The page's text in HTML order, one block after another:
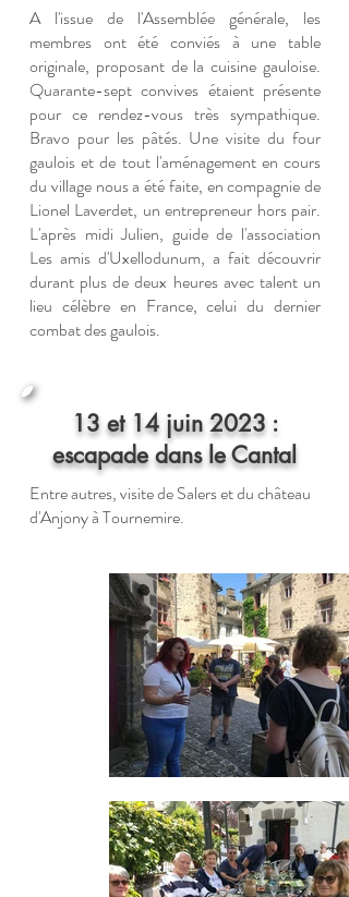
A l'issue de l'Assemblée générale, les
membres ont été conviés à une table
originale, proposant de la cuisine gauloise.
Quarante-sept convives étaient présente
pour ce rendez-vous très sympathique.
Bravo pour les pâtés. Une visite du four
gaulois et de tout l'aménagement en cours
du village nous a été faite, en compagnie de
Lionel Laverdet, un entrepreneur hors pair.
L'après midi Julien, guide de l'association
Les amis d'Uxellodunum, a fait découvrir
durant plus de deux heures avec talent un
lieu célèbre en France, celui du dernier
combat des gaulois.
13 et 14 juin 2023 :
escapade dans le Cantal
Entre autres, visite de Salers et du château
d'Anjony à Tournemire.